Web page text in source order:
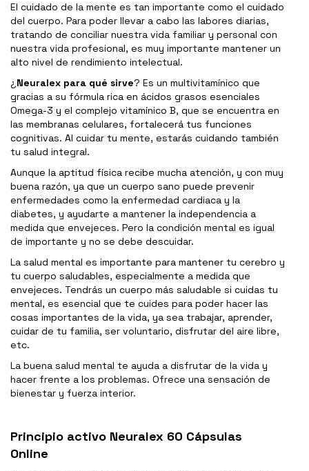
El cuidado de la mente es tan importante como el cuidado
del cuerpo. Para poder llevar a cabo las labores diarias,
tratando de conciliar nuestra vida familiar y personal con
nuestra vida profesional, es muy importante mantener un
alto nivel de rendimiento intelectual.
¿Neuralex para qué sirve? Es un multivitamínico que
gracias a su fórmula rica en ácidos grasos esenciales
Omega-3 y el complejo vitamínico B, que se encuentra en
las membranas celulares, fortalecerá tus funciones
cognitivas. Al cuidar tu mente, estarás cuidando también
tu salud integral.
Aunque la aptitud física recibe mucha atención, y con muy
buena razón, ya que un cuerpo sano puede prevenir
enfermedades como la enfermedad cardiaca y la
diabetes, y ayudarte a mantener la independencia a
medida que envejeces. Pero la condición mental es igual
de importante y no se debe descuidar.
La salud mental es importante para mantener tu cerebro y
tu cuerpo saludables, especialmente a medida que
envejeces. Tendrás un cuerpo más saludable si cuidas tu
mental, es esencial que te cuides para poder hacer las
cosas importantes de la vida, ya sea trabajar, aprender,
cuidar de tu familia, ser voluntario, disfrutar del aire libre,
etc.
La buena salud mental te ayuda a disfrutar de la vida y
hacer frente a los problemas. Ofrece una sensación de
bienestar y fuerza interior.
Principio activo Neuralex 60 Cápsulas
Online